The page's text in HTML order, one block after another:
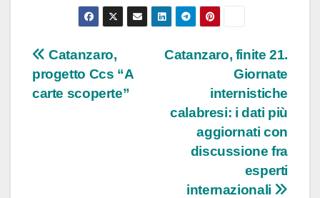
Navigazione
articoli
Catanzaro, finite 21.
Giornate
internistiche
calabresi: i dati più
aggiornati con
discussione fra
esperti
internazionali
Catanzaro,
progetto Ccs “A
carte scoperte”